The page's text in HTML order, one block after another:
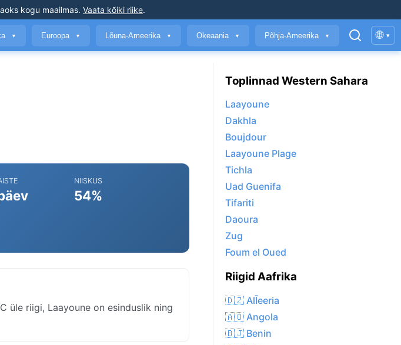
kogu maailmas. Vaata kõiki riike.
▼ Euroopa ▼ Lõuna-Ameerika ▼ Okeaania ▼ Põhja-Ameerika ▼ 🌐 ▾
NIISKUS
54%
üle riigi, Laayoune on esinduslik ning
Toplinnad Western Sahara
Laayoune
Dakhla
Boujdour
Laayoune Plage
Tichla
Uad Guenifa
Tifariti
Daoura
Zug
Foum el Oued
Riigid Aafrika
🇩🇿 AlĪeeria
🇦🇴 Angola
🇧🇯 Benin